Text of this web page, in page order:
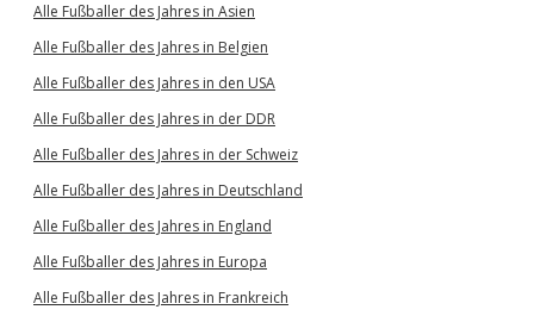
Alle Fußballer des Jahres in Asien
Alle Fußballer des Jahres in Belgien
Alle Fußballer des Jahres in den USA
Alle Fußballer des Jahres in der DDR
Alle Fußballer des Jahres in der Schweiz
Alle Fußballer des Jahres in Deutschland
Alle Fußballer des Jahres in England
Alle Fußballer des Jahres in Europa
Alle Fußballer des Jahres in Frankreich